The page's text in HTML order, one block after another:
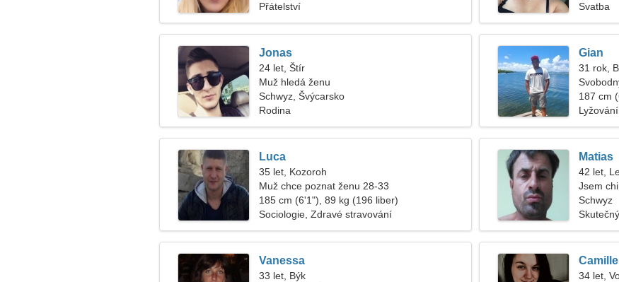
Přátelství
Svatba
Jonas
24 let, Štír
Muž hledá ženu
Schwyz, Švýcarsko
Rodina
Gian
31 rok,
187 cm
Luca
35 let, Kozoroh
Muž chce poznat ženu 28-33
185 cm (6'1"), 89 kg (196 liber)
Sociologie, Zdravé stravování
Matias
42 let,
Jsem
ženu
Schwyz
Vanessa
33 let, Býk
Camille
34 let,